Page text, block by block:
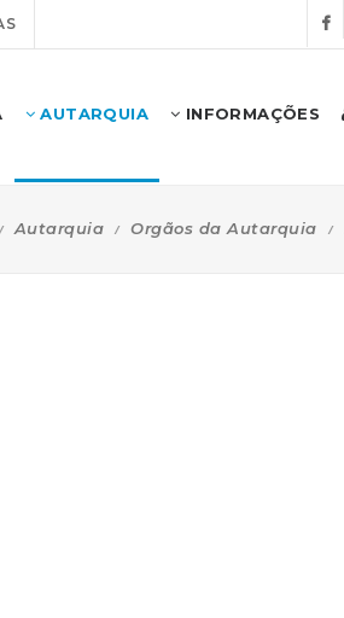
AUTARQUIA INFORMAÇÕES
Autarquia Orgãos da Autarquia